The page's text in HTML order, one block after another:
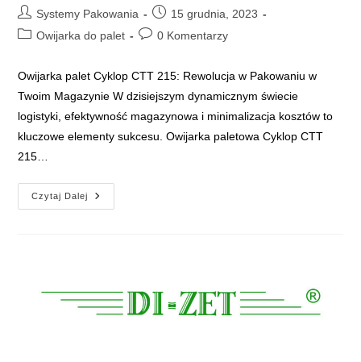
Post
author:
Systemy Pakowania
Post
published:
15 grudnia, 2023
PostOwijarka do palet
Post0 Komentarzy
Owijarka palet Cyklop CTT 215: Rewolucja w Pakowaniu w
Twoim Magazynie W dzisiejszym dynamicznym świecie
logistyki, efektywność magazynowa i minimalizacja kosztów to
kluczowe elementy sukcesu. Owijarka paletowa Cyklop CTT
215…
Czytaj Dalej
Owijarka
Palet